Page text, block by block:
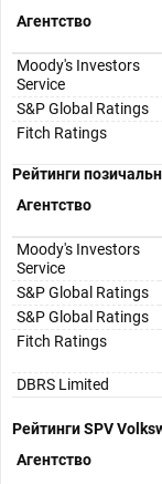
Агентство
Moody's Investors
Service
S&P Global Ratings
Fitch Ratings
Рейтинги
Агентство
Moody's Investors
Service
S&P Global Ratings
S&P Global Ratings
Fitch Ratings
DBRS Limited
Рейтинги SPV
Агентство